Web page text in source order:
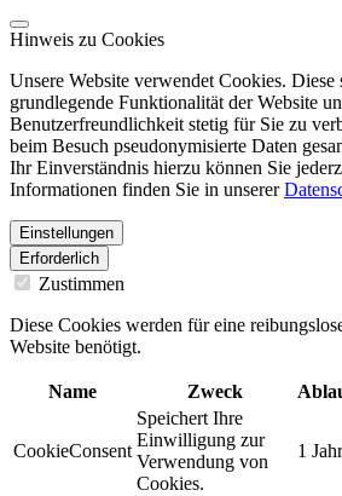
Hinweis zu Cookies
Unsere Website verwendet Cookies.
grundlegende Funktionalität der Website
Benutzerfreundlichkeit stetig für Sie zu
beim Besuch pseudonymisierte Daten
Ihr Einverständnis hierzu können Sie
Informationen finden Sie in unserer
Einstellungen
Erforderlich
Zustimmen
Diese Cookies werden für eine
Website benötigt.
Name Zweck
CookieConsent
Speichert Ihre
Einwilligung zur
Verwendung von
Cookies.
1 Jahr